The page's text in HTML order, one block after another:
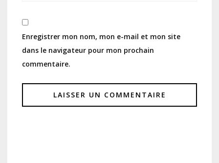
Enregistrer mon nom, mon e-mail et mon site
dans le navigateur pour mon prochain
commentaire.